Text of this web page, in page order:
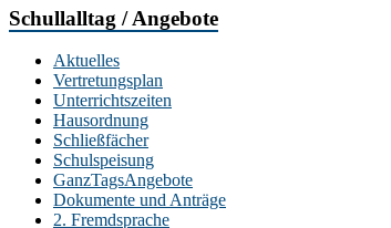
Schullalltag / Angebote
Aktuelles
Vertretungsplan
Unterrichtszeiten
Hausordnung
Schließfächer
Schulspeisung
GanzTagsAngebote
Dokumente und Anträge
2. Fremdsprache